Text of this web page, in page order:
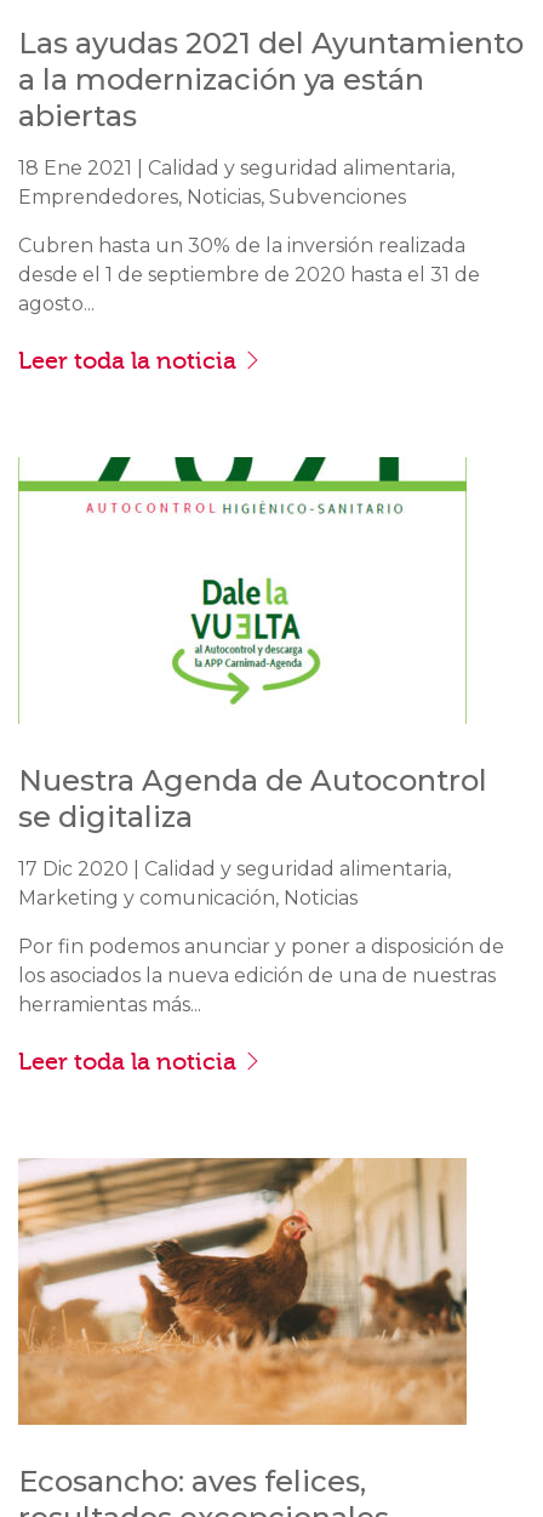
Las ayudas 2021 del Ayuntamiento
a la modernización ya están
abiertas
18 Ene 2021 | Calidad y seguridad alimentaria,
Emprendedores, Noticias, Subvenciones
Cubren hasta un 30% de la inversión realizada
desde el 1 de septiembre de 2020 hasta el 31 de
agosto...
Leer toda la noticia
Nuestra Agenda de Autocontrol
se digitaliza
17 Dic 2020 | Calidad y seguridad alimentaria,
Marketing y comunicación, Noticias
Por fin podemos anunciar y poner a disposición de
los asociados la nueva edición de una de nuestras
herramientas más...
Leer toda la noticia
Ecosancho: aves felices,